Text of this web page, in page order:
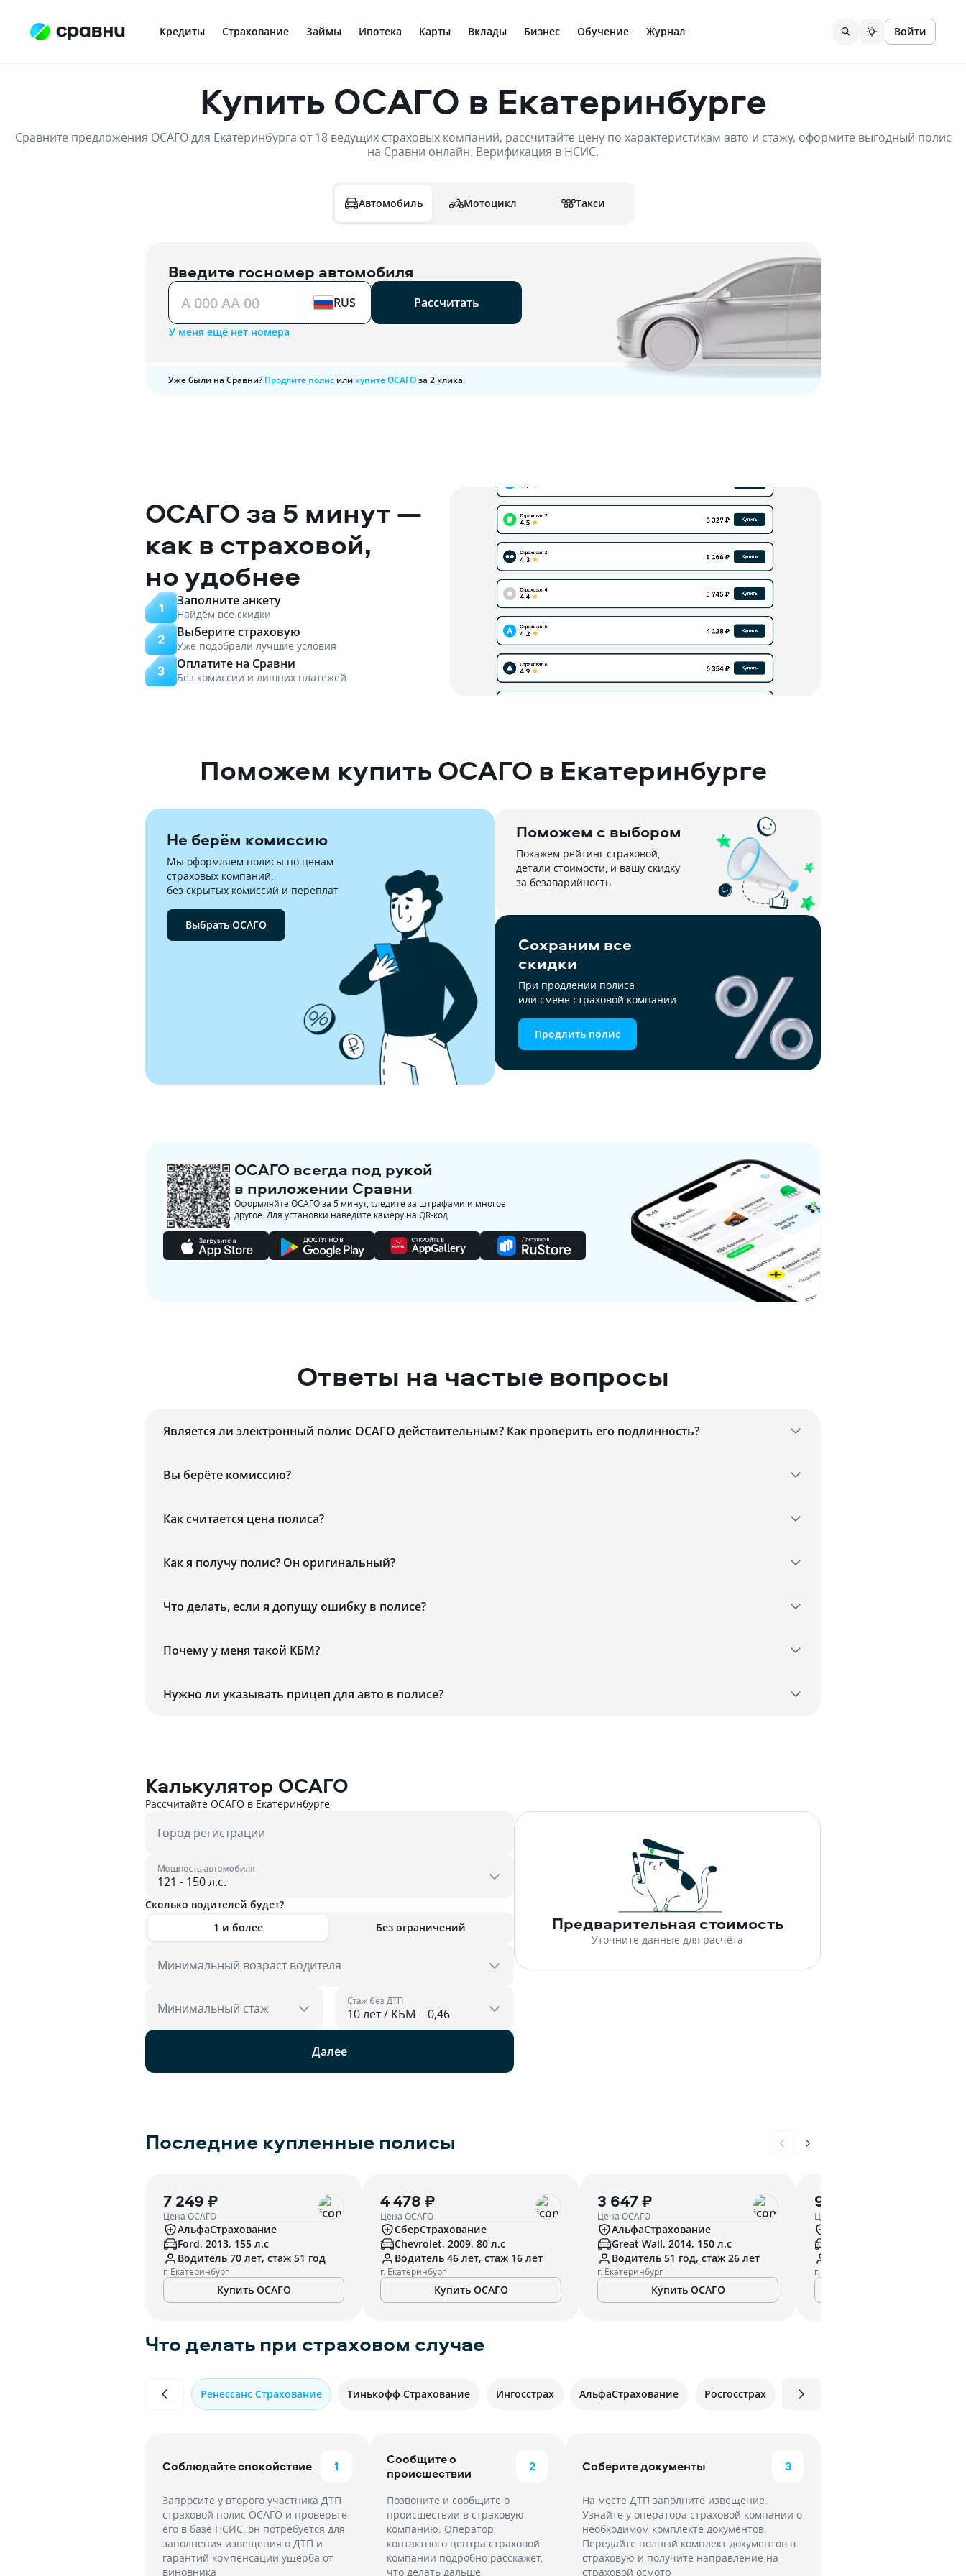
Кредиты Страхование Займы Ипотека Карты Вклады Бизнес Обучение Журнал Войти
Купить ОСАГО в Екатеринбурге
Сравните предложения ОСАГО для Екатеринбурга от 18 ведущих страховых компаний, рассчитайте цену по характеристикам авто и стажу, оформите выгодный полис
на Сравни онлайн. Верификация в НСИС.
Автомобиль Мотоцикл Такси
Введите госномер автомобиля
A 000 AA 00 RUS Рассчитать
У меня ещё нет номера
Уже были на Сравни? Продлите полис или купите ОСАГОза 2 клика.
ОСАГО за 5 минут —
как в страховой,
но удобнее
Заполните анкету
Найдём все скидки
Выберите страховую
Уже подобрали лучшие условия
Оплатите на Сравни
Без комиссии и лишних платежей
Поможем купить ОСАГО в Екатеринбурге
Не берём комиссию
Мы оформляем полисы по ценам
страховых компаний,
без скрытых комиссий и переплат
Выбрать ОСАГО
Поможем с выбором
Покажем рейтинг страховой,
детали стоимости, и вашу скидку
за безаварийность
Сохраним все
скидки
При продлении полиса
или смене страховой компании
Продлить полис
ОСАГО всегда под рукой
в приложении Сравни
Оформляйте ОСАГО за 5 минут, следите за штрафами и многое
другое. Для установки наведите камеру на QR-код
Ответы на частые вопросы
Является ли электронный полис ОСАГО действительным? Как проверить его подлинность?
Вы берёте комиссию?
Как считается цена полиса?
Как я получу полис? Он оригинальный?
Что делать, если я допущу ошибку в полисе?
Почему у меня такой КБМ?
Нужно ли указывать прицеп для авто в полисе?
Калькулятор ОСАГО
Рассчитайте ОСАГО в Екатеринбурге
Город регистрации
Мощность автомобиля
Сколько водителей будет?
1 и более
Без ограничений
Минимальный возраст водителя
Минимальный стаж Стаж без ДТП
Далее
Предварительная стоимость
Уточните данные для расчёта
Последние купленные полисы
7 249 ₽
Цена ОСАГО
АльфаСтрахование
Ford, 2013, 155 л.с
Водитель 70 лет, стаж 51 год
г. Екатеринбург
Купить ОСАГО
4 478 ₽
Цена ОСАГО
СберСтрахование
Chevrolet, 2009, 80 л.с
Водитель 46 лет, стаж 16 лет
г. Екатеринбург
Купить ОСАГО
3 647 ₽
Цена ОСАГО
АльфаСтрахование
Great Wall, 2014, 150 л.с
Водитель 51 год, стаж 26 лет
г. Екатеринбург
Купить ОСАГО
9 627 ₽
Цена ОСАГО
г. Екатеринбург
Что делать при страховом случае
Ренессанс Страхование Тинькофф Страхование Ингосстрах АльфаСтрахование Росгосстрах
Соблюдайте спокойствие 1
Запросите у второго участника ДТП
страховой полис ОСАГО и проверьте
его в базе НСИС, он потребуется для
заполнения извещения о ДТП и
гарантий компенсации ущерба от
виновника
Сообщите о
происшествии
2
Позвоните и сообщите о
происшествии в страховую
компанию. Оператор
контактного центра страховой
компании подробно расскажет,
что делать дальше
Соберите документы 3
На месте ДТП заполните извещение.
Узнайте у оператора страховой компании о
необходимом комплекте документов.
Передайте полный комплект документов в
страховую и получите направление на
страховой осмотр